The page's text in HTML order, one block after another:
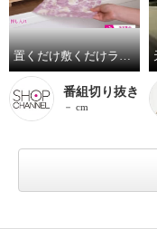
置くだけ敷くだけラクラク 除湿・消臭シート ドライアングル スーパーＥＸ ８枚セット ＜大判サイズ＞
番組切り抜き
－ cm